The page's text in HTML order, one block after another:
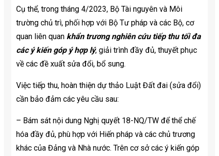
Cụ thể, trong tháng 4/2023, Bộ Tài nguyên và Môi
trường chủ trì, phối hợp với Bộ Tư pháp và các Bộ, cơ
quan liên quan khẩn trương nghiên cứu tiếp thu tối đa
các ý kiến góp ý hợp lý, giải trình đầy đủ, thuyết phục
về các đề xuất sửa đổi, bổ sung.
Việc tiếp thu, hoàn thiện dự thảo Luật Đất đai (sửa đổi)
cần bảo đảm các yêu cầu sau:
– Bám sát nội dung Nghị quyết 18-NQ/TW để thể chế
hóa đầy đủ, phù hợp với Hiến pháp và các chủ trương
khác của Đảng và Nhà nước. Trên cơ sở các ý kiến góp